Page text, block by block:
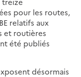
pour les routes,
relatifs aux
et routières
été publiés
désormais